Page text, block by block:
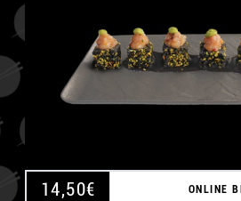
14,50€ ONLINE